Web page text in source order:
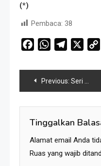
(*)
Pembaca: 38
FacebookWhatsAppTelegram
Navigasi
pos
Previous: Seri 1: Republik Karang Kedempel, Lahirnya Politik Non-Blok ke Go-Blok!
Tinggalkan
Alamat email Anda
Ruas yang wajib